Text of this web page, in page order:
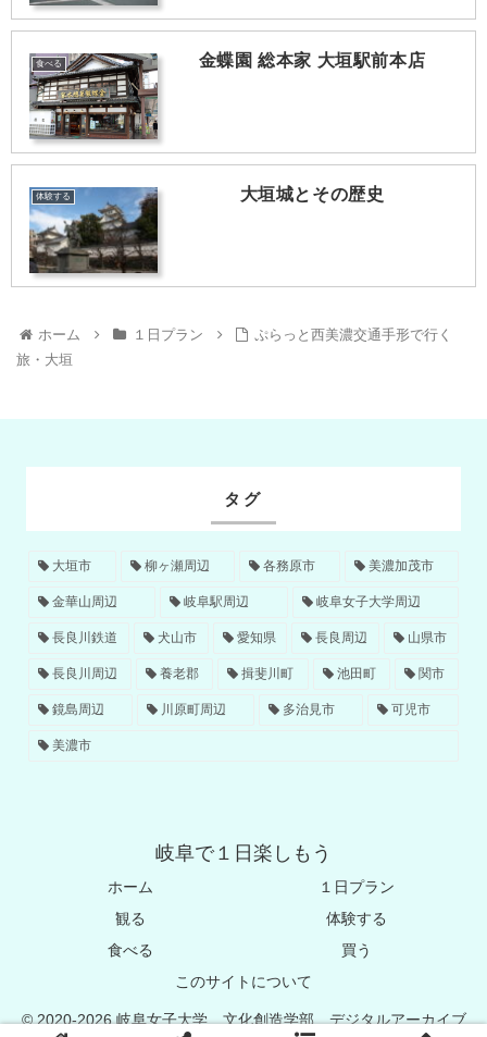
食べる 金蝶園 総本家 大垣駅前本店
体験する 大垣城とその歴史
ホーム １日プラン
ぷらっと西美濃交通手形で行く
旅・大垣
タグ
大垣市 柳ヶ瀬周辺 各務原市 美濃加茂市
金華山周辺 岐阜駅周辺 岐阜女子大学周辺
長良川鉄道 犬山市 愛知県 長良周辺 山県市
長良川周辺 養老郡 揖斐川町 池田町 関市
鏡島周辺 川原町周辺 多治見市 可児市
美濃市
岐阜で１日楽しもう
ホーム
１日プラン
観る
体験する
食べる
買う
このサイトについて
© 2020-2026 岐阜女子大学 文化創造学部 デジタルアーカイブ